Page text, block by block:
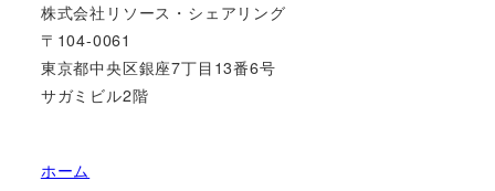
株式会社リソース・シェアリング
〒104-0061
東京都中央区銀座7丁目13番6号
サガミビル2階
ホーム